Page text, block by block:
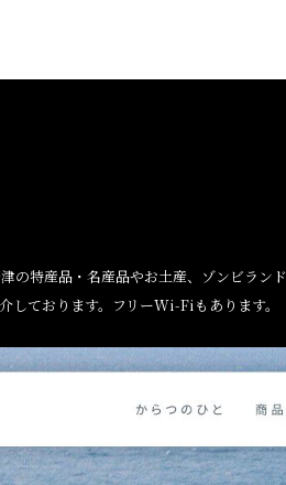
の特産品・名産品やお土産、ゾンビラン
しております。フリーWi-Fiもあります。